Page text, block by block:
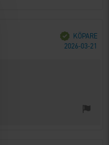
Bekräftad
KÖPARE
2026-03-21